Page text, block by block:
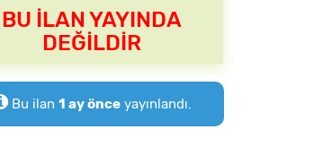
BU İLAN YAYINDA
DEĞİLDİR
Bu ilan 1 ay önceyayınlandı.